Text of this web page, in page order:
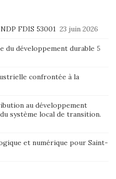
FDIS 53001 23 juin 2026
du développement durable 5
confrontée à la
au développement
système local de transition.
et numérique pour Saint-